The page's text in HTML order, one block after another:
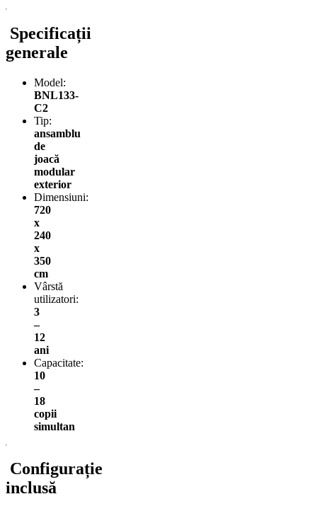
Specificații
generale
Model:
BNL133-
C2
Tip:
ansamblu
de
joacă
modular
exterior
Dimensiuni:
720
x
240
x
350
cm
Vârstă
utilizatori:
3
–
12
ani
Capacitate:
10
–
18
copii
simultan
Configurație
inclusă